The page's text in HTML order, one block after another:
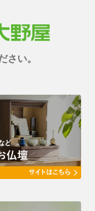
さい。